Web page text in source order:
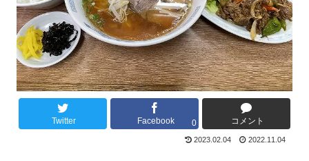
Twitter Facebook 0 コメント
2023.02.04 2022.11.04